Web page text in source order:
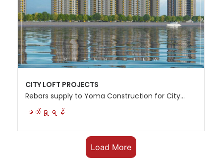
CITY LOFT PROJECTS
Rebars supply to Yoma Construction for City...
ဖတ်ရှုရန်
Load More